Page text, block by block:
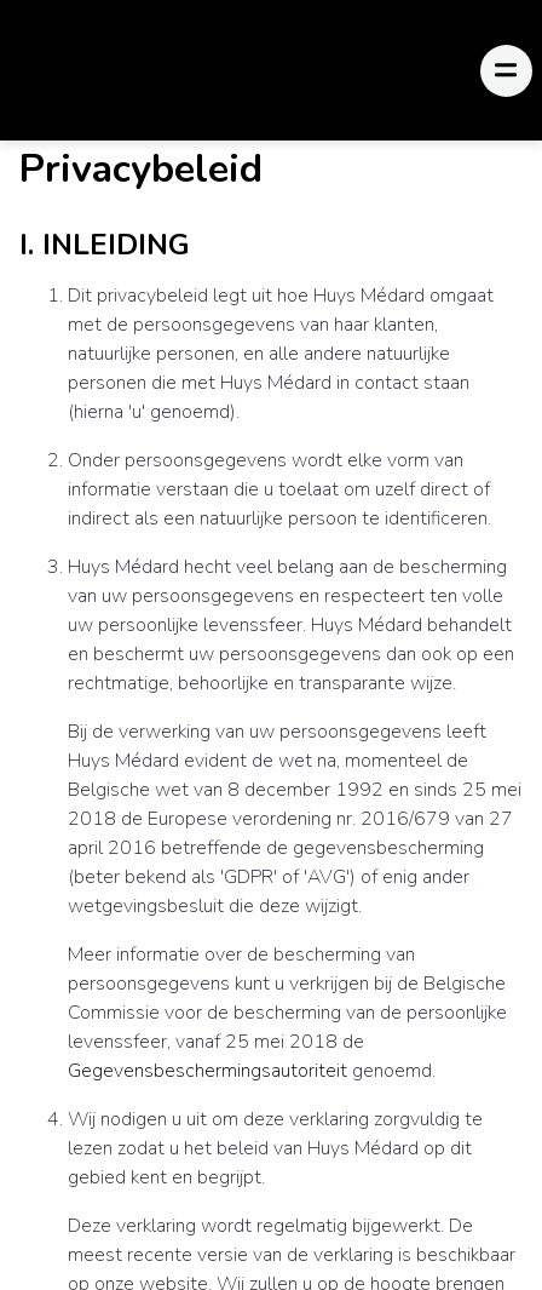
Privacybeleid
I. INLEIDING
Dit privacybeleid legt uit hoe Huys Médard omgaat
met de persoonsgegevens van haar klanten,
natuurlijke personen, en alle andere natuurlijke
personen die met Huys Médard in contact staan
(hierna 'u' genoemd).
Onder persoonsgegevens wordt elke vorm van
informatie verstaan die u toelaat om uzelf direct of
indirect als een natuurlijke persoon te identificeren.
Huys Médard hecht veel belang aan de bescherming
van uw persoonsgegevens en respecteert ten volle
uw persoonlijke levenssfeer. Huys Médard behandelt
en beschermt uw persoonsgegevens dan ook op een
rechtmatige, behoorlijke en transparante wijze.
Bij de verwerking van uw persoonsgegevens leeft
Huys Médard evident de wet na, momenteel de
Belgische wet van 8 december 1992 en sinds 25 mei
2018 de Europese verordening nr. 2016/679 van 27
april 2016 betreffende de gegevensbescherming
(beter bekend als 'GDPR' of 'AVG') of enig ander
wetgevingsbesluit die deze wijzigt.
Meer informatie over de bescherming van
persoonsgegevens kunt u verkrijgen bij de Belgische
Commissie voor de bescherming van de persoonlijke
levenssfeer, vanaf 25 mei 2018 de
Gegevensbeschermingsautoriteit genoemd.
Wij nodigen u uit om deze verklaring zorgvuldig te
lezen zodat u het beleid van Huys Médard op dit
gebied kent en begrijpt.
Deze verklaring wordt regelmatig bijgewerkt. De
meest recente versie van de verklaring is beschikbaar
op onze website. Wij zullen u op de hoogte brengen